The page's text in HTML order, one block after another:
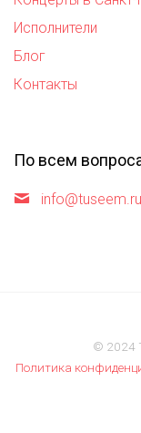
Исполнители
Блог
Контакты
По всем
info@tuseem.ru
© 2024
Политика